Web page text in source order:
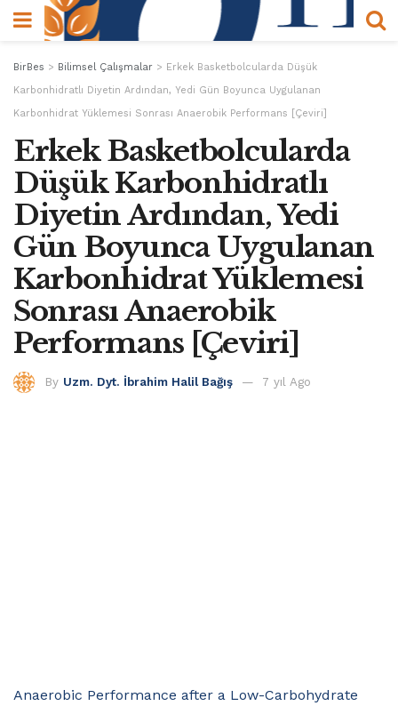
BirBes > Bilimsel Çalışmalar > Erkek Basketbolcularda Düşük
Karbonhidratlı Diyetin Ardından, Yedi Gün Boyunca Uygulanan
Karbonhidrat Yüklemesi Sonrası Anaerobik Performans [Çeviri]
Erkek Basketbolcularda
Düşük Karbonhidratlı
Diyetin Ardından, Yedi
Gün Boyunca Uygulanan
Karbonhidrat Yüklemesi
Sonrası Anaerobik
Performans [Çeviri]
By Uzm. Dyt. İbrahim Halil Bağış 7 yıl Ago
Anaerobic Performance after a Low-Carbohydrate